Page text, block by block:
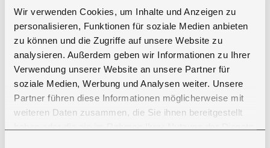
Wir verwenden Cookies, um Inhalte und Anzeigen zu
personalisieren, Funktionen für soziale Medien anbieten
zu können und die Zugriffe auf unsere Website zu
analysieren. Außerdem geben wir Informationen zu Ihrer
Verwendung unserer Website an unsere Partner für
soziale Medien, Werbung und Analysen weiter. Unsere
Partner führen diese Informationen möglicherweise mit
weiteren Daten zusammen, die Sie ihnen bereitgestellt
wählen Sie bei der Materialauswahl "RAL-
Wunschfarbe". Den Farbcode Ihrer
gewünschten RAL-Farbe können Sie
während des Bestellvorganges im
Bemerkungsfeld angeben oder unseren
Kundenservice kontaktieren.
Bitte beachten Sie, dass unsere Esstische
ausschließlich für den Innenbereich
konzipiert sind. Für Outdoor-Modelle